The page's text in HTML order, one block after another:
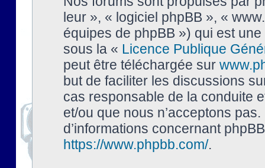
leur », « logiciel phpBB », «
équipes de phpBB ») qui est
sous la « Licence Publique
peut être téléchargée sur
but de faciliter les discussions
cas responsable de la conduite
et/ou que nous n’acceptons
d’informations concernant
https://www.phpbb.com/.